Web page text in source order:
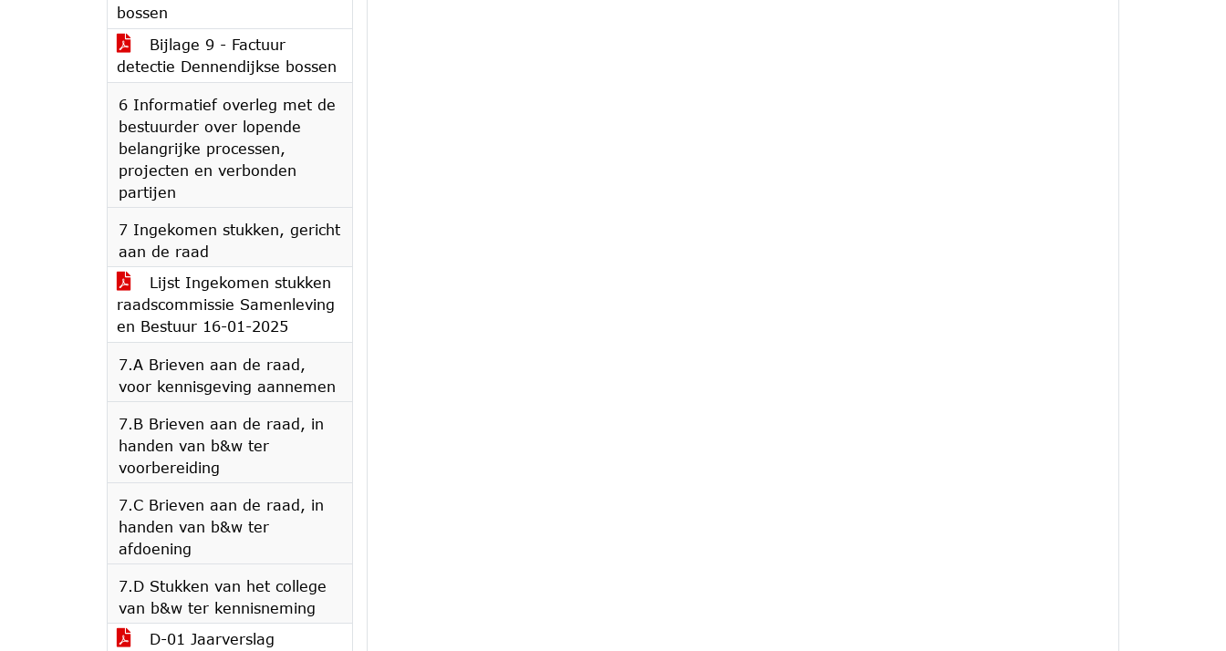
bossen
Bijlage 9 - Factuur
detectie Dennendijkse bossen
6 Informatief overleg met de
bestuurder over lopende
belangrijke processen,
projecten en verbonden
partijen
7 Ingekomen stukken, gericht
aan de raad
Lijst Ingekomen stukken
raadscommissie Samenleving
en Bestuur 16-01-2025
7.A Brieven aan de raad,
voor kennisgeving aannemen
7.B Brieven aan de raad, in
handen van b&w ter
voorbereiding
7.C Brieven aan de raad, in
handen van b&w ter
afdoening
7.D Stukken van het college
van b&w ter kennisneming
D-01 Jaarverslag